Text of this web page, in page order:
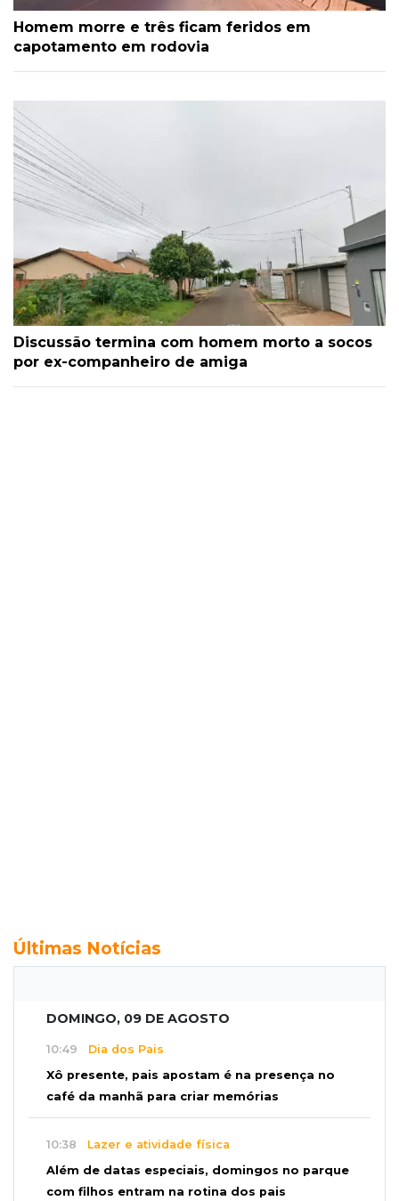
Homem morre e três ficam feridos em
capotamento em rodovia
Discussão termina com homem morto a socos
por ex-companheiro de amiga
Últimas Notícias
DOMINGO, 09 DE AGOSTO
10:49 Dia dos Pais
Xô presente, pais apostam é na presença no
café da manhã para criar memórias
10:38 Lazer e atividade física
Além de datas especiais, domingos no parque
com filhos entram na rotina dos pais